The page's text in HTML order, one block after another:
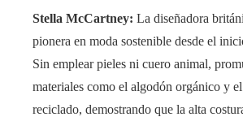
Stella McCartney: La diseñadora
pionera en moda sostenible desde el
Sin emplear pieles ni cuero animal,
materiales como el algodón orgánico y
reciclado, demostrando que la alta